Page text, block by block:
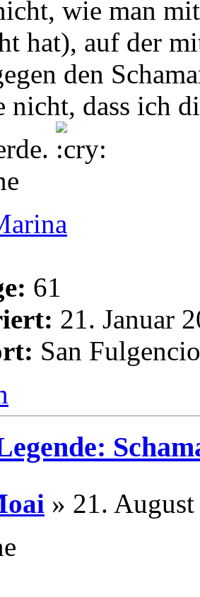
wie man
hat), auf der
den
nicht, dass ich
61
21. Januar
San
» 21.